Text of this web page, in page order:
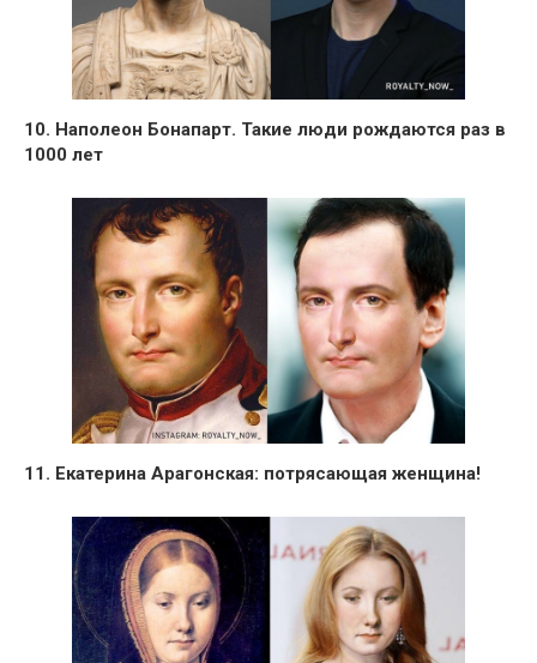
10. Наполеон Бонапарт. Такие люди рождаются раз в
1000 лет
11. Екатерина Арагонская: потрясающая женщина!